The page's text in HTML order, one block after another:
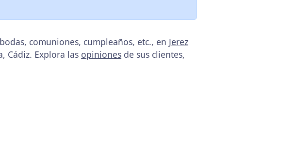
comuniones, cumpleaños, etc., en Jerez
Cádiz. Explora las opiniones de sus clientes,